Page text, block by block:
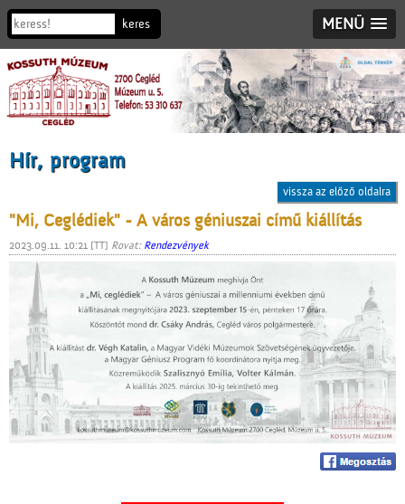
MENÜ
Hír, program
vissza az előző oldalra
"Mi, Ceglédiek" - A város géniuszai című kiállítás
2023.09.11. 10:21 [TT] Rovat: Rendezvények